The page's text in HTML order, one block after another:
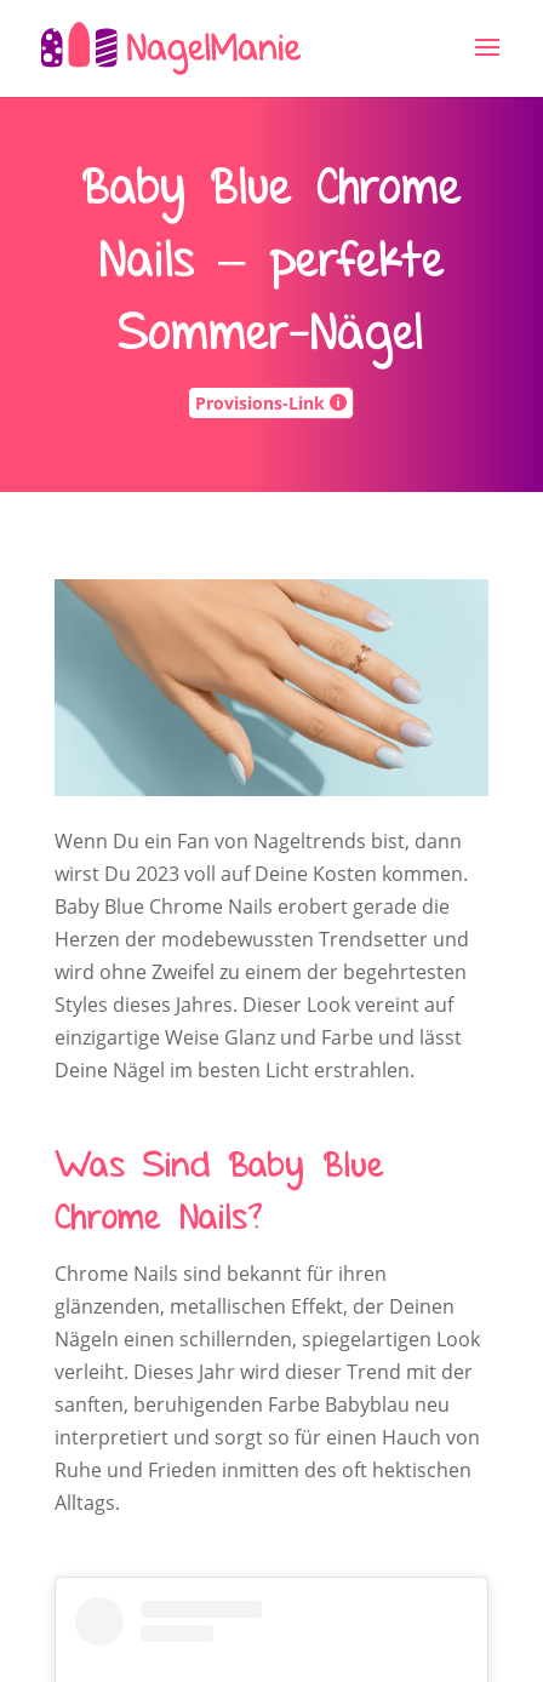
Baby Blue Chrome
Nails – perfekte
Sommer-Nägel
Provisions-Link
Wenn Du ein Fan von Nageltrends bist, dann
wirst Du 2023 voll auf Deine Kosten kommen.
Baby Blue Chrome Nails erobert gerade die
Herzen der modebewussten Trendsetter und
wird ohne Zweifel zu einem der begehrtesten
Styles dieses Jahres. Dieser Look vereint auf
einzigartige Weise Glanz und Farbe und lässt
Deine Nägel im besten Licht erstrahlen.
Was Sind Baby Blue
Chrome Nails?
Chrome Nails sind bekannt für ihren
glänzenden, metallischen Effekt, der Deinen
Nägeln einen schillernden, spiegelartigen Look
verleiht. Dieses Jahr wird dieser Trend mit der
sanften, beruhigenden Farbe Babyblau neu
interpretiert und sorgt so für einen Hauch von
Ruhe und Frieden inmitten des oft hektischen
Alltags.